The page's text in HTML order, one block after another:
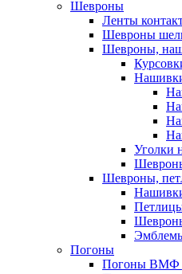
Шевроны
Ленты
Шевроны
Шевроны,
Уголки
Шевроны,
Погоны
Погоны